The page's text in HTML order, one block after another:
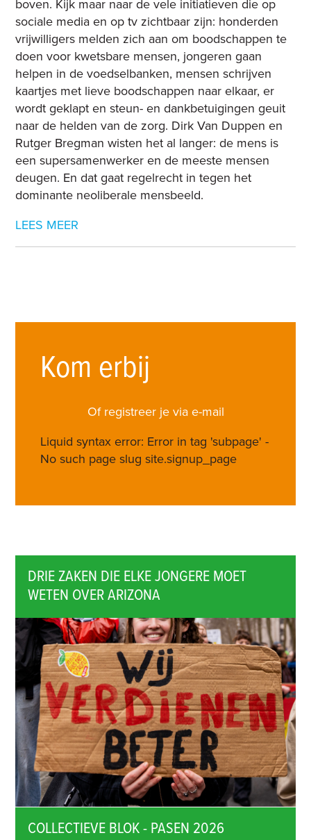
boven. Kijk maar naar de vele initiatieven die op
sociale media en op tv zichtbaar zijn: honderden
vrijwilligers melden zich aan om boodschappen te
doen voor kwetsbare mensen, jongeren gaan
helpen in de voedselbanken, mensen schrijven
kaartjes met lieve boodschappen naar elkaar, er
wordt geklapt en steun- en dankbetuigingen geuit
naar de helden van de zorg. Dirk Van Duppen en
Rutger Bregman wisten het al langer: de mens is
een supersamenwerker en de meeste mensen
deugen. En dat gaat regelrecht in tegen het
dominante neoliberale mensbeeld.
LEES MEER
Kom erbij
Of registreer je via e-mail
Liquid syntax error: Error in tag 'subpage' -
No such page slug site.signup_page
DRIE ZAKEN DIE ELKE JONGERE MOET
WETEN OVER ARIZONA
COLLECTIEVE BLOK - PASEN 2026